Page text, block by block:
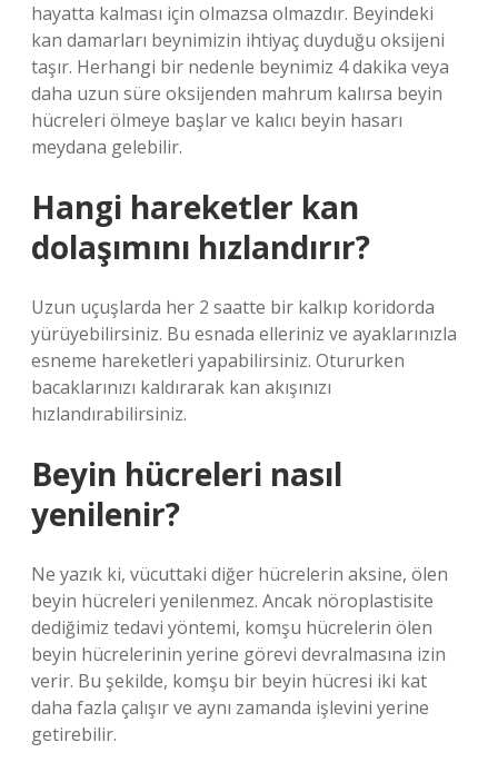
hayatta kalması için olmazsa olmazdır. Beyindeki
kan damarları beynimizin ihtiyaç duyduğu oksijeni
taşır. Herhangi bir nedenle beynimiz 4 dakika veya
daha uzun süre oksijenden mahrum kalırsa beyin
hücreleri ölmeye başlar ve kalıcı beyin hasarı
meydana gelebilir.
Hangi hareketler kan
dolaşımını hızlandırır?
Uzun uçuşlarda her 2 saatte bir kalkıp koridorda
yürüyebilirsiniz. Bu esnada elleriniz ve ayaklarınızla
esneme hareketleri yapabilirsiniz. Otururken
bacaklarınızı kaldırarak kan akışınızı
hızlandırabilirsiniz.
Beyin hücreleri nasıl
yenilenir?
Ne yazık ki, vücuttaki diğer hücrelerin aksine, ölen
beyin hücreleri yenilenmez. Ancak nöroplastisite
dediğimiz tedavi yöntemi, komşu hücrelerin ölen
beyin hücrelerinin yerine görevi devralmasına izin
verir. Bu şekilde, komşu bir beyin hücresi iki kat
daha fazla çalışır ve aynı zamanda işlevini yerine
getirebilir.